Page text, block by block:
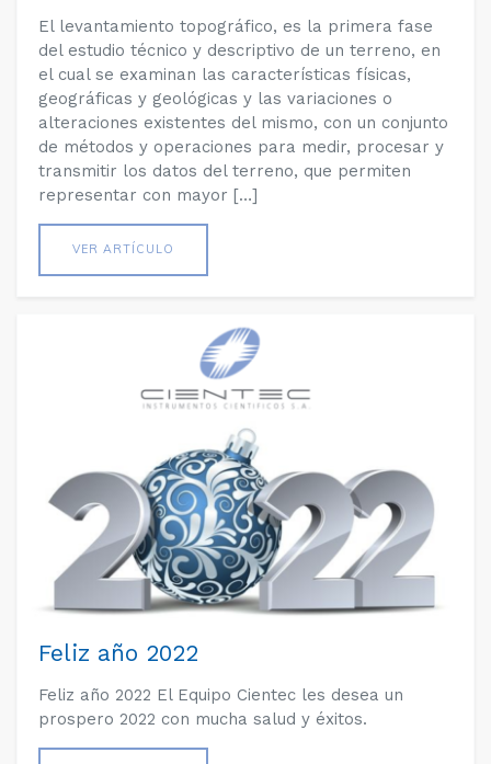
El levantamiento topográfico, es la primera fase
del estudio técnico y descriptivo de un terreno, en
el cual se examinan las características físicas,
geográficas y geológicas y las variaciones o
alteraciones existentes del mismo, con un conjunto
de métodos y operaciones para medir, procesar y
transmitir los datos del terreno, que permiten
representar con mayor […]
VER ARTÍCULO
Feliz año 2022
Feliz año 2022 El Equipo Cientec les desea un
prospero 2022 con mucha salud y éxitos.